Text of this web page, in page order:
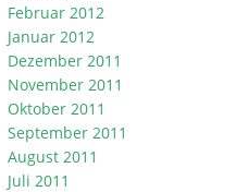
Februar 2012
Januar 2012
Dezember 2011
November 2011
Oktober 2011
September 2011
August 2011
Juli 2011